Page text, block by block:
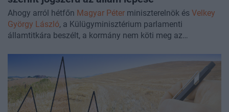
Ahogy arról hétfőn Magyar Péter miniszterelnök és Velkey
György László, a Külügyminisztérium parlamenti
államtitkára beszélt, a kormány nem köti meg az
Magyar Nemzeti Vagyonkezelő átfogó jogi és pénzügyi
felülvizsgálatot végzett a kivitelező Bayer Construct
beruházásánál. A kormány oldalán hétfőn este megjelent
közleményszerint ha az elállás a beruházó nemteljesítése
miatt történik, és emiatt az állam eláll a szerződéstől, akkor